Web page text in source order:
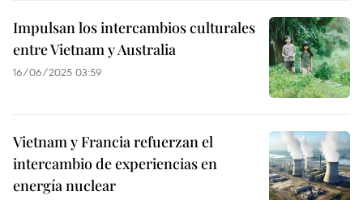
Impulsan los intercambios culturales
entre Vietnam y Australia
16/06/2025 03:59
Vietnam y Francia refuerzan el
intercambio de experiencias en
energía nuclear